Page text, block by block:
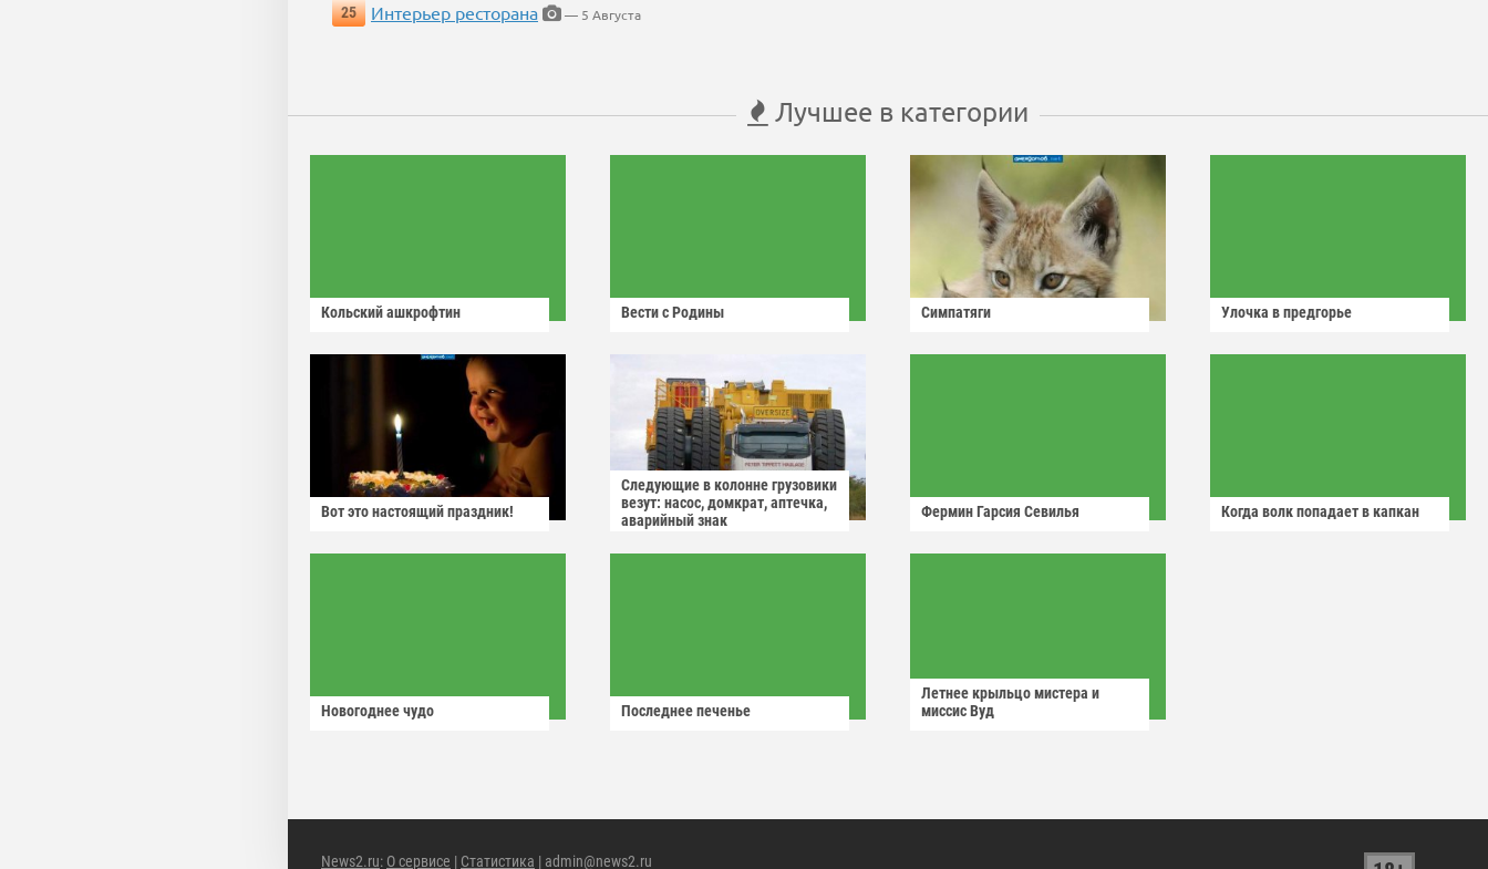
25
Интерьер ресторана — 5 Августа
Лучшее в категории
Кольский ашкрофтин Вести с Родины Симпатяги Улочка в предгорье
Вот это настоящий праздник!
Следующие в колонне грузовики
везут: насос, домкрат, аптечка,
аварийный знак
Фермин Гарсия Севилья Когда волк попадает в капкан
Новогоднее чудо Последнее печенье
Летнее крыльцо мистера и
миссис Вуд
News2.ru: О сервисе | Статистика | admin@news2.ru